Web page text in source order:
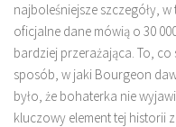
najboleśniejsze szczegóły,
oficjalne dane mówią o 30
bardziej przerażająca. To,
sposób, w jaki Bourgeon
było, że bohaterka nie
kluczowy element tej historii